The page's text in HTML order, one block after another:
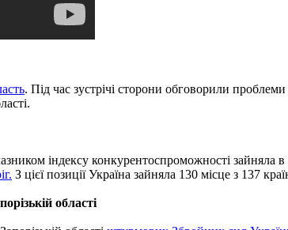
. Під час зустрічі сторони обговорили
індексу конкурентоспроможності
З цієї позиції Україна зайняла 130 місце з 137
області